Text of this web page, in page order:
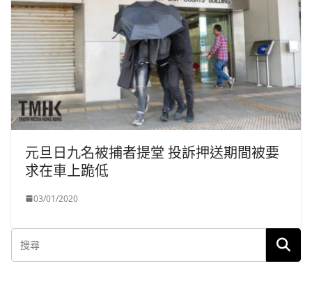
元旦日九名被捕者提堂 投訴押送期間被要
求在車上跪低
03/01/2020